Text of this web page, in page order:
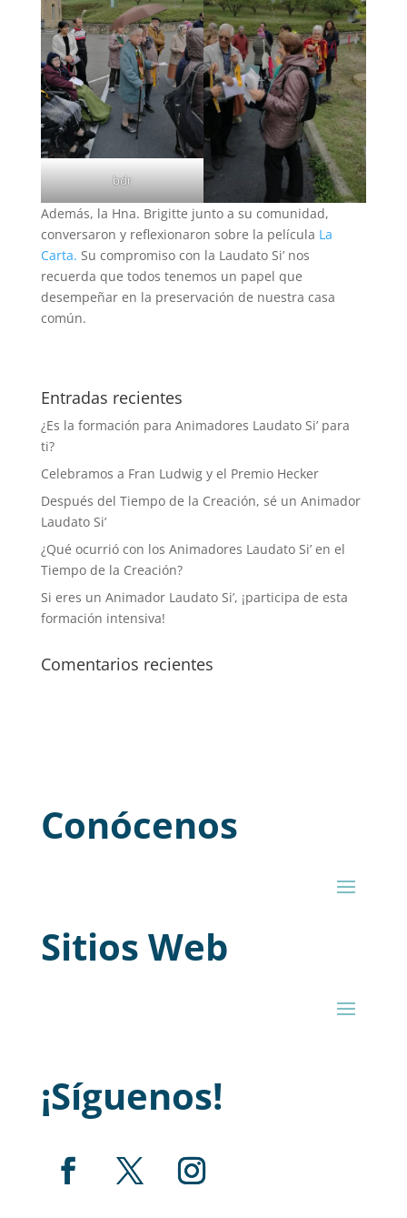
bdr
Además, la Hna. Brigitte junto a su comunidad,
conversaron y reflexionaron sobre la película La
Carta. Su compromiso con la Laudato Si’ nos
recuerda que todos tenemos un papel que
desempeñar en la preservación de nuestra casa
común.
Entradas recientes
¿Es la formación para Animadores Laudato Si’ para
ti?
Celebramos a Fran Ludwig y el Premio Hecker
Después del Tiempo de la Creación, sé un Animador
Laudato Si’
¿Qué ocurrió con los Animadores Laudato Si’ en el
Tiempo de la Creación?
Si eres un Animador Laudato Si’, ¡participa de esta
formación intensiva!
Comentarios recientes
Conócenos
Sitios Web
¡Síguenos!